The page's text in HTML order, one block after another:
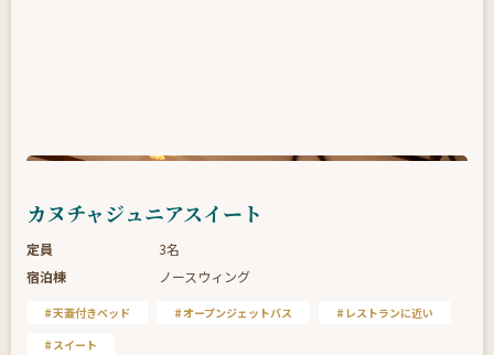
カヌチャジュニアスイート
定員
3名
宿泊棟
ノースウィング
天蓋付きベッド オープンジェットバス
レストランに近い
スイート